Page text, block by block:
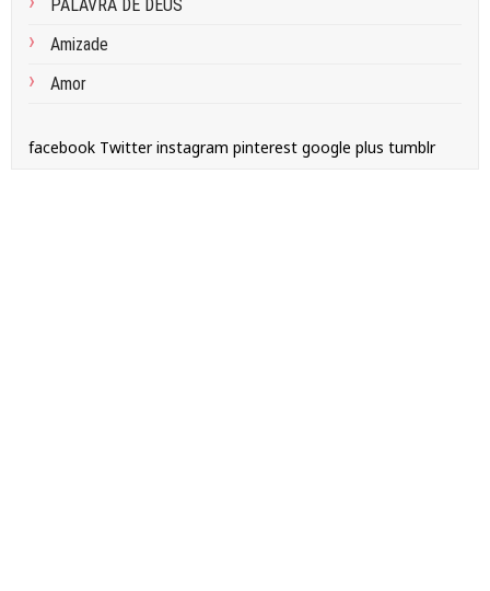
PALAVRA DE DEUS
Amizade
Amor
facebook Twitter instagram pinterest google plus tumblr